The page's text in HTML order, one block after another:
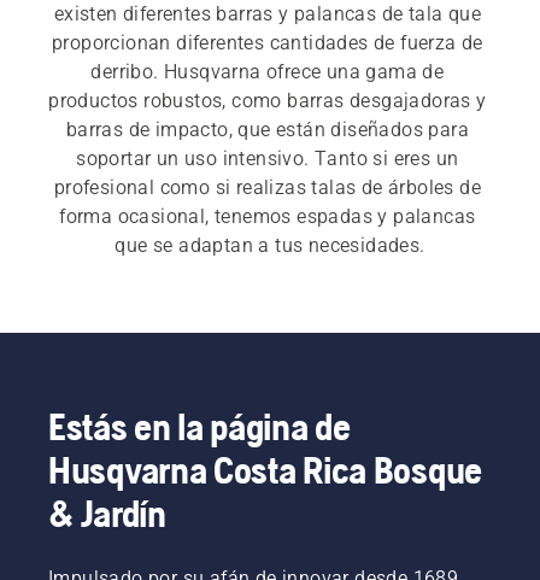
existen diferentes barras y palancas de tala que
proporcionan diferentes cantidades de fuerza de
derribo. Husqvarna ofrece una gama de
productos robustos, como barras desgajadoras y
barras de impacto, que están diseñados para
soportar un uso intensivo. Tanto si eres un
profesional como si realizas talas de árboles de
forma ocasional, tenemos espadas y palancas
que se adaptan a tus necesidades.
Estás en la página de
Husqvarna Costa Rica Bosque
& Jardín